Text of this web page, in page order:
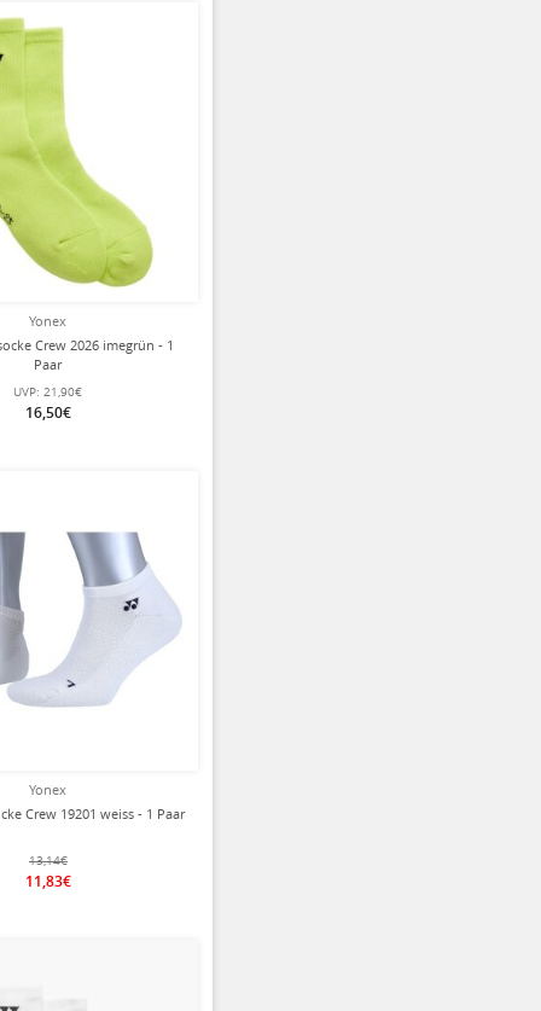
Yonex
Crew 2026 imegrün - 1
Paar
UVP: 21,90€
16,50€
Yonex
Crew 19201 weiss - 1 Paar
13,14€
11,83€